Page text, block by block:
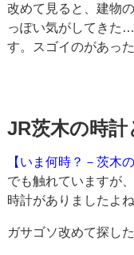
改めて見ると、建物
っぽい気がしてきた
す。スゴイのがあっ
JR茨木の時
【いま何時？－茨木
でも触れていますが
時計がありましたよね
ガサゴソ改めて探し